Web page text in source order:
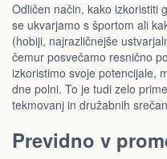
Odličen način, kako izkoristiti
se ukvarjamo s športom ali
(hobiji, najrazličnejše
čemur posvečamo resnično
izkoristimo svoje potencijale,
dne polni. To je tudi zelo
tekmovanj in družabnih
Previdno v